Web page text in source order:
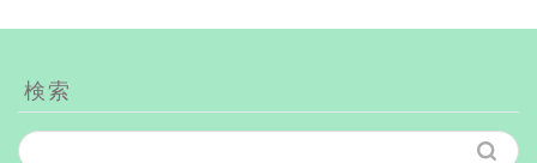
検索